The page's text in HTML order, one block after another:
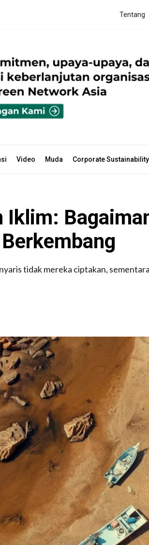
Tentang
Video Muda Corporate Sustainability
tidak mereka ciptakan,